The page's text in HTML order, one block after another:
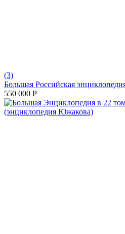
(3)
Большая Российская
550 000 Р